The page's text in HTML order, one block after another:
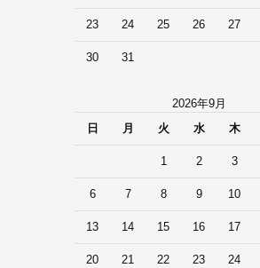
23 24 25 26 27
30 31
2026年9月
日
月 火 水 木
1 2 3
6 7 8 9 10
13 14 15 16 17
20 21 22 23 24